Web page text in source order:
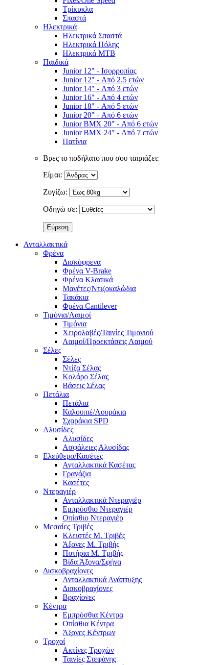
Τρίκυκλα
Σπαστά
Ηλεκτρικά
Ηλεκτρικά Σπαστά
Ηλεκτρικά Πόλης
Ηλεκτρικά MTB
Παιδικά
Junior 12" - Ισορροπίας
Junior 12" - Από 2.5 ετών
Junior 14" - Από 3 ετών
Junior 16" - Από 4 ετών
Junior 18" - Από 5 ετών
Junior 20" - Από 6 ετών
Junior BMX 20" - Από 6 ετών
Junior BMX 24" - Από 7 ετών
Πατίνια
Βρες το ποδήλατο που σου ταιριάζει:
Είμαι:
Ζυγίζω:
Οδηγώ σε:
Ανταλλακτικά
Φρένα
Δισκόφρενα
Φρένα V-Brake
Φρένα Κλασικά
Μανέτες/Ντιζοκαλώδια
Τακάκια
Φρένα Cantilever
Τιμόνια/Λαιμοί
Τιμόνια
Χειρολαβές/Ταινίες Τιμονιού
Λαιμοί/Προεκτάσεις Λαιμού
Σέλες
Σέλες
Ντίζα Σέλας
Κολάρο Σέλας
Βάσεις Σέλας
Πετάλια
Πετάλια
Καλουπιέ/Λουράκια
Σχαράκια SPD
Αλυσίδες
Αλυσίδες
Ασφάλειες Αλυσίδας
Ελεύθερο/Κασέτες
Ανταλλακτικά Κασέτας
Γρανάζια
Κασέτες
Ντεραγιέρ
Ανταλλακτικά Ντεραγιέρ
Εμπρόσθιο Ντεραγιέρ
Οπίσθιο Ντεραγιέρ
Μεσαίες Τριβές
Κλειστές Μ. Τριβές
Άξονες Μ. Τριβής
Ποτήρια Μ. Τριβής
Βίδα Άξονα/Σφήνα
Δισκοβραχίονες
Ανταλλακτικά Ανάπτυξης
Δισκοβραχίονες
Βραχίονες
Κέντρα
Εμπρόσθια Κέντρα
Οπίσθια Κέντρα
Άξονες Κέντρων
Τροχοί
Ακτίνες Τροχών
Ταινίες Στεφάνης